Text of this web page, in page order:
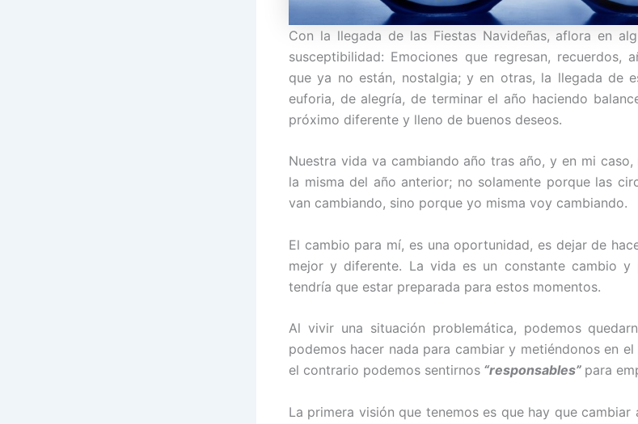
Con la llegada de las Fiestas Navideñas, aflora en
susceptibilidad: Emociones que regresan, recuerdos,
que ya no están, nostalgia; y en otras, la llegada de
euforia, de alegría, de terminar el año haciendo
próximo diferente y lleno de buenos deseos.
Nuestra vida va cambiando año tras año, y en mi caso,
la misma del año anterior; no solamente porque las
van cambiando, sino porque yo misma voy cambiando.
El cambio para mí, es una oportunidad, es dejar de
mejor y diferente. La vida es un constante cambio y
tendría que estar preparada para estos momentos.
Al vivir una situación problemática, podemos
podemos hacer nada para cambiar y metiéndonos en
el contrario podemos sentirnos “responsables” para
La primera visión que tenemos es que hay que cambiar